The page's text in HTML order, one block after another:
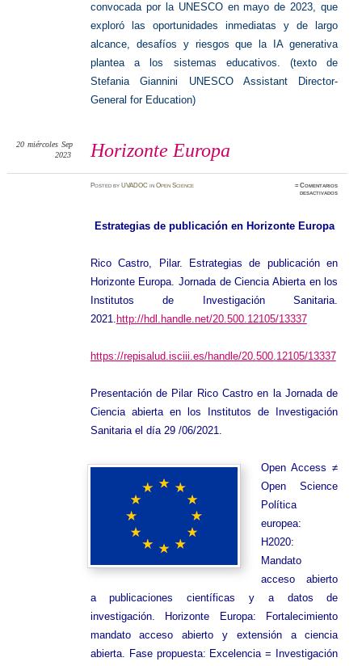
convocada por la UNESCO en mayo de 2023, que
exploró las oportunidades inmediatas y de largo
alcance, desafíos y riesgos que la IA generativa
plantea a los sistemas educativos. (texto de
Stefania Giannini UNESCO Assistant Director-
General for Education)
Horizonte Europa
20 miércoles Sep
2023
PostedbyUVADOC inOpen Science ≈Comentarios
desactivadosen
Estrategias de publicación en Horizonte Europa
Rico Castro, Pilar. Estrategias de publicación en
Horizonte Europa. Jornada de Ciencia Abierta en los
Institutos de Investigación Sanitaria.
2021. http://hdl.handle.net/20.500.12105/13337
https://repisalud.isciii.es/handle/20.500.12105/13337
Presentación de Pilar Rico Castro en la Jornada de
Ciencia abierta en los Institutos de Investigación
Sanitaria el día 29 /06/2021.
Open Access ≠
Open Science
Política
europea:
H2020:
Mandato
acceso abierto
a publicaciones científicas y a datos de
investigación. Horizonte Europa: Fortalecimiento
mandato acceso abierto y extensión a ciencia
abierta. Fase propuesta: Excelencia = Investigación